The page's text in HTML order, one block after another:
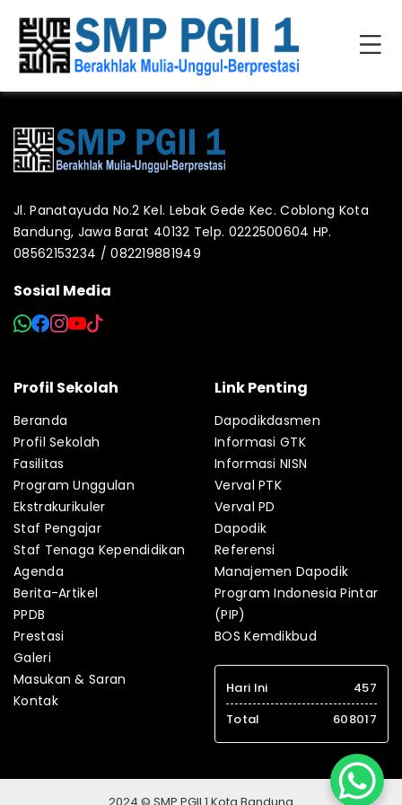
Jl. Panatayuda No.2 Kel. Lebak Gede Kec. Coblong Kota
Bandung, Jawa Barat 40132 Telp. 0222500604 HP.
08562153234 / 082219881949
Sosial Media
Profil Sekolah
Beranda
Profil Sekolah
Fasilitas
Program Unggulan
Ekstrakurikuler
Staf Pengajar
Staf Tenaga Kependidikan
Agenda
Berita-Artikel
PPDB
Prestasi
Galeri
Masukan & Saran
Kontak
Link Penting
Dapodikdasmen
Informasi GTK
Informasi NISN
Verval PTK
Verval PD
Dapodik
Referensi
Manajemen Dapodik
Program Indonesia Pintar
(PIP)
BOS Kemdikbud
Hari Ini
457
Total
608017